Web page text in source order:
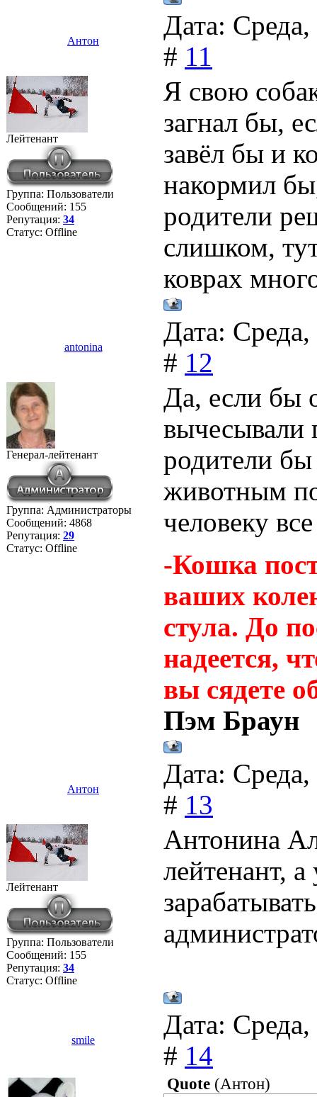
Антон
Дата:
# 11
Лейтенант
Группа: Пользователи
Сообщений: 155
Репутация: 34
Статус: Offline
Я свою
загнал бы,
завёл бы и
накормил
родители
слишком,
коврах
antonina
Дата:
# 12
Генерал-лейтенант
Группа: Администраторы
Сообщений: 4868
Репутация: 29
Статус: Offline
Да, если бы
вычесывали
родители
животным
человеку
-Кошка
ваших
стула. До
надеется,
вы сядете
Пэм Браун
Антон
Дата:
# 13
Лейтенант
Группа: Пользователи
Сообщений: 155
Репутация: 34
Статус: Offline
Антонина
лейтенант,
smile
Дата:
# 14
Quote (Антон)